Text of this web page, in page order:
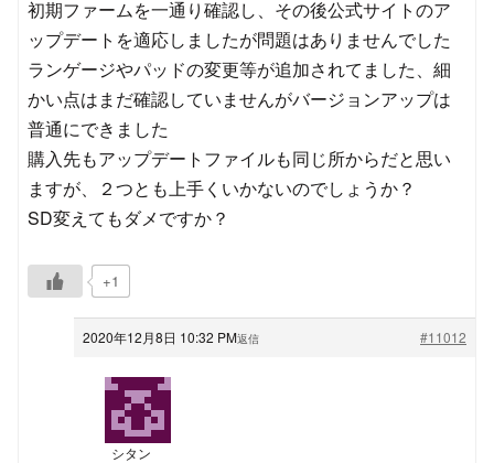
初期ファームを一通り確認し、その後公式サイトのア
ップデートを適応しましたが問題はありませんでした
ランゲージやパッドの変更等が追加されてました、細
かい点はまだ確認していませんがバージョンアップは
普通にできました
購入先もアップデートファイルも同じ所からだと思い
ますが、２つとも上手くいかないのでしょうか？
SD変えてもダメですか？
+1
2020年12月8日 10:32 PM #11012
返信
シタン